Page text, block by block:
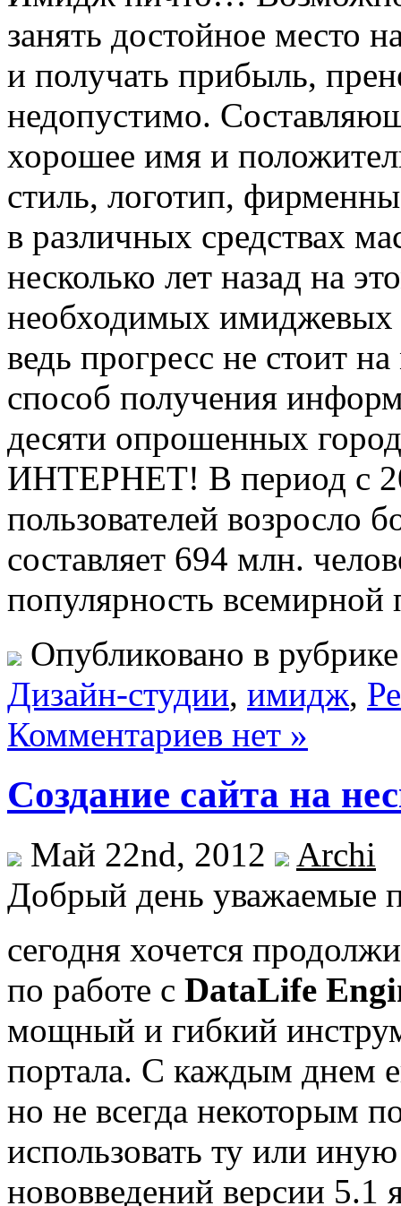
занять достойное место
и получать прибыль,
недопустимо.
хорошее имя и
стиль, логотип,
в различных средствах
несколько лет назад на
необходимых имиджевых
ведь прогресс не стоит
способ получения
десяти опрошенных
ИНТЕРНЕТ! В период с
пользователей возросло
составляет 694 млн.
популярность
Опубликовано в
Дизайн-студии, имидж,
Комментариев нет »
Создание сайта на
Май 22nd, 2012
Archi
Добрый день уважаемые
сегодня хочется
по работе с DataLife
мощный и гибкий
портала. С каждым днем
но не всегда некоторым
использовать ту или
нововведений версии 5.1